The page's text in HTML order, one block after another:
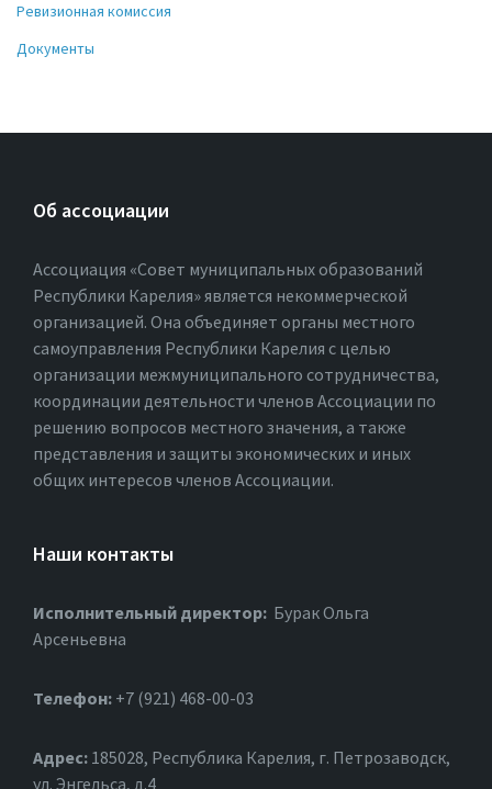
Ревизионная комиссия
Документы
Об ассоциации
Ассоциация «Совет муниципальных образований
Республики Карелия» является некоммерческой
организацией. Она объединяет органы местного
самоуправления Республики Карелия с целью
организации межмуниципального сотрудничества,
координации деятельности членов Ассоциации по
решению вопросов местного значения, а также
представления и защиты экономических и иных
общих интересов членов Ассоциации.
Наши контакты
Исполнительный директор: Бурак Ольга
Арсеньевна
Телефон: +7 (921) 468-00-03
Адрес: 185028, Республика Карелия, г. Петрозаводск,
ул. Энгельса, д.4